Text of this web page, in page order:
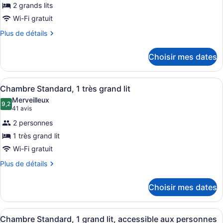
ce
type
de
Standard
double,
2
grands
lits
2 grands lits
Wi-Fi gratuit
Plus de détails
Plus
Chambre
Standard
double,
grands
Choisir mes dates
Afficher
toutes
les
photos
pour
ce
type
de
Standard,
1
très
Une chambre d’hôtel moderne
2
Chambre Standard, 1 très grand lit
9,29,2 sur 10
Merveilleux
41 avis
(41 avis)
2 personnes
1 très grand lit
Wi-Fi gratuit
Plus de détails
Plus
Chambre
Standard,
1
Choisir mes dates
Afficher
Une chambre d’hôtel avec un lit,
1
Chambre Standard, 1 grand lit, accessible aux personnes